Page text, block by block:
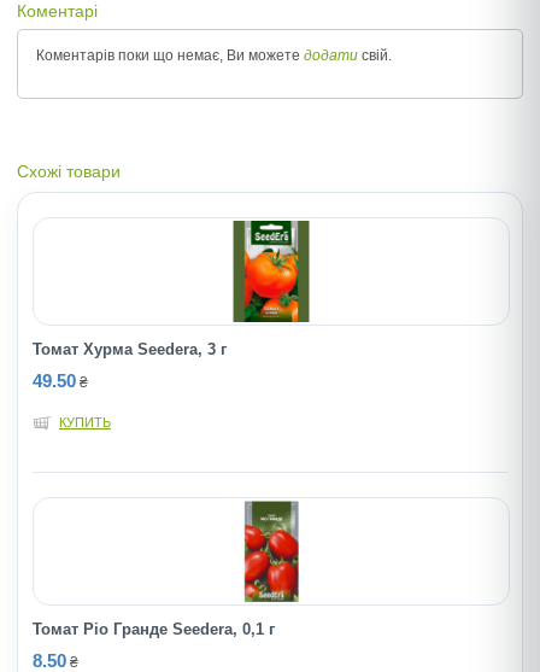
Коментарі
Коментарів поки що немає, Ви можете додати свій.
Схожі товари
Томат Хурма Seedera, 3 г
49.50 ₴
КУПИТЬ
Томат Ріо Гранде Seedera, 0,1 г
8.50 ₴